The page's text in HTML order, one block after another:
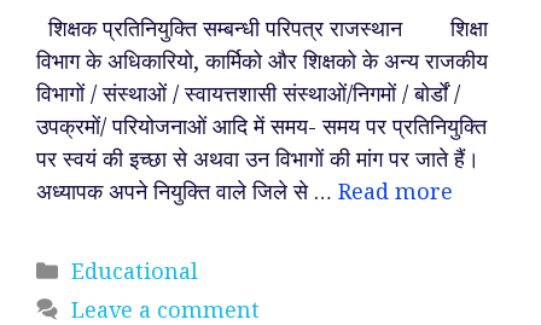
शिक्षक प्रतिनियुक्ति सम्बन्धी परिपत्र राजस्थान शिक्षा
विभाग के अधिकारियो, कार्मिको और शिक्षको के अन्य राजकीय
विभागों / संस्थाओं / स्वायत्तशासी संस्थाओं/निगमों / बोर्डों /
उपक्रमों/ परियोजनाओं आदि में समय- समय पर प्रतिनियुक्ति
पर स्वयं की इच्छा से अथवा उन विभागों की मांग पर जाते हैं।
अध्यापक अपने नियुक्ति वाले जिले से … Read more
Categories
Educational
Leave a comment